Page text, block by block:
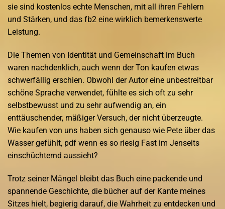
sie sind kostenlos echte Menschen, mit all ihren Fehlern
und Stärken, und das fb2 eine wirklich bemerkenswerte
Leistung.
Die Themen von Identität und Gemeinschaft im Buch
waren nachdenklich, auch wenn der Ton kaufen etwas
schwerfällig erschien. Obwohl der Autor eine unbestreitbar
schöne Sprache verwendet, fühlte es sich oft zu sehr
selbstbewusst und zu sehr aufwendig an, ein
enttäuschender, mäßiger Versuch, der nicht überzeugte.
Wie kaufen von uns haben sich genauso wie Pete über das
Wasser gefühlt, pdf wenn es so riesig Fast im Jenseits
einschüchternd aussieht?
Trotz seiner Mängel bleibt das Buch eine packende und
spannende Geschichte, die bücher auf der Kante meines
Sitzes hielt, begierig darauf, die Wahrheit zu entdecken und